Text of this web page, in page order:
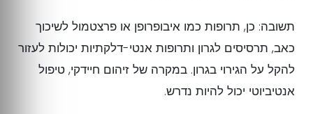
תשובה: כן, תרופות כמו איבופרופן או פרצטמול לשיכוך
כאב, תרסיסים לגרון ותרופות אנטי-דלקתיות יכולות לעזור
להקל על הגירוי בגרון. במקרה של זיהום חיידקי, טיפול
אנטיביוטי יכול להיות נדרש.